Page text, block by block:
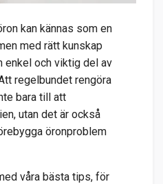
kan kännas som en
med rätt kunskap
enkel och viktig del av
regelbundet rengöra
bara till att
utan det är också
öronproblem
våra bästa tips, för